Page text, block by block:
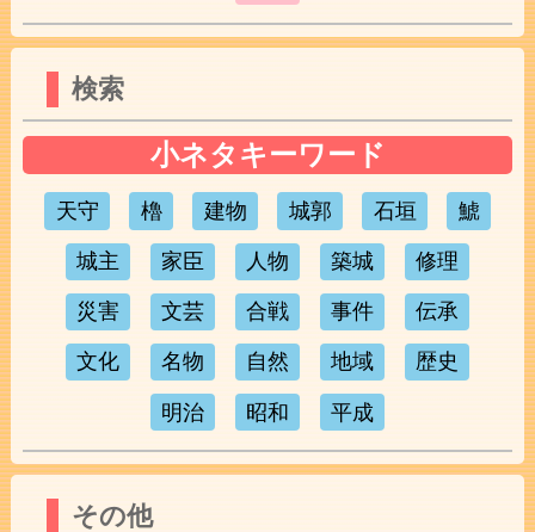
検索
小ネタキーワード
天守 櫓 建物 城郭 石垣 鯱
城主 家臣 人物 築城 修理
災害 文芸 合戦 事件 伝承
文化 名物 自然 地域 歴史
明治 昭和 平成
その他